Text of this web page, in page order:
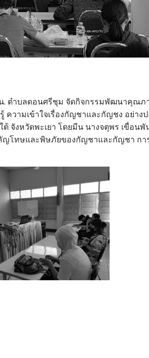
ตำบลดอนศรีชุม จัดกิจกรรมพัฒนาคุณภ
ความเข้าใจเรื่องกัญชาและกัญชง อย่า
งหวัดพะเยา โดยมีน นางจตุพร เขื่อนพั
ญโทษและพิษภัยของกัญชาและกัญชา ก